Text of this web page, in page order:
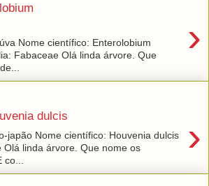
›
Nome científico: Enterolobium
Fabaceae Olá linda árvore. Que
dulcis ›
japão Nome científico: Houvenia dulcis
Olá linda árvore. Que nome os
co...